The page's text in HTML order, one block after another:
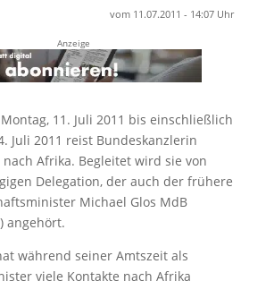
vom 11.07.2011 - 14:07 Uhr
Anzeige
11. Juli 2011 bis einschließlich
Juli 2011 reist Bundeskanzlerin
Afrika. Begleitet wird sie von
Delegation, der auch der frühere
Michael Glos MdB
angehört.
während seiner Amtszeit als
viele Kontakte nach Afrika